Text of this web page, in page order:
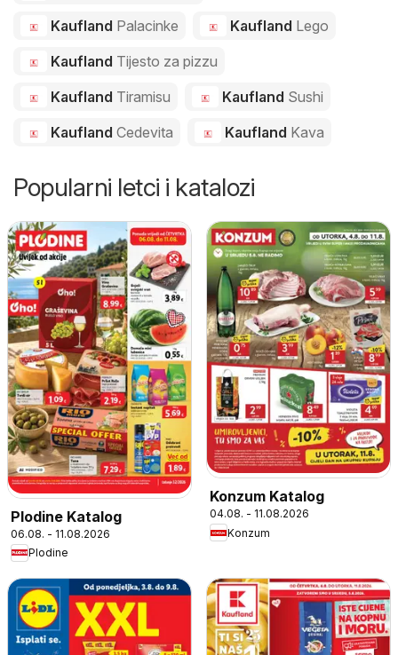
Kaufland Palacinke Kaufland Lego
Kaufland Tijesto za pizzu
Kaufland Tiramisu Kaufland Sushi
Kaufland Cedevita Kaufland Kava
Popularni letci i katalozi
Plodine Katalog
06.08. - 11.08.2026
Plodine
Konzum Katalog
04.08. - 11.08.2026
Konzum